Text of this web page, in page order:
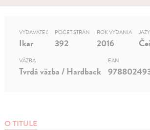
O TITULE
VYDAVATEĽ
Ikar
POČET STRÁN
392
ROK VYDANIA
2016
VÄZBA
Tvrdá väzba / Hardback
EAN